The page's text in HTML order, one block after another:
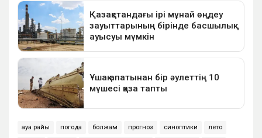
ауа райы погода болжам прогноз синоптики лето